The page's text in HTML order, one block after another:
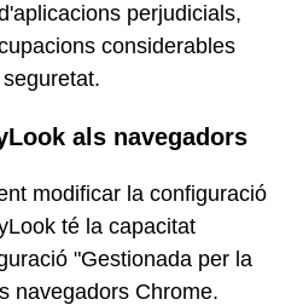
perjudicials,
considerables
als navegadors
modificar la configuració
té la capacitat
"Gestionada per la
navegadors Chrome.